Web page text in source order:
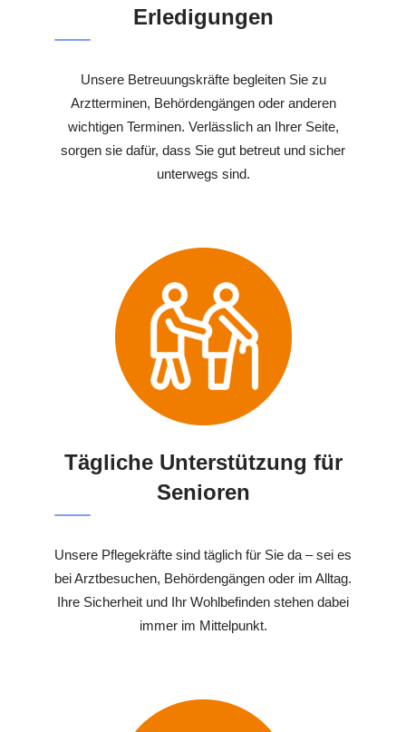
Erledigungen
Unsere Betreuungskräfte begleiten Sie zu
Arztterminen, Behördengängen oder anderen
wichtigen Terminen. Verlässlich an Ihrer Seite,
sorgen sie dafür, dass Sie gut betreut und sicher
unterwegs sind.
Tägliche Unterstützung für
Senioren
Unsere Pflegekräfte sind täglich für Sie da – sei es
bei Arztbesuchen, Behördengängen oder im Alltag.
Ihre Sicherheit und Ihr Wohlbefinden stehen dabei
immer im Mittelpunkt.